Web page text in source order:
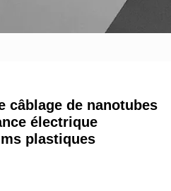
câblage de nanotubes
électrique
plastiques